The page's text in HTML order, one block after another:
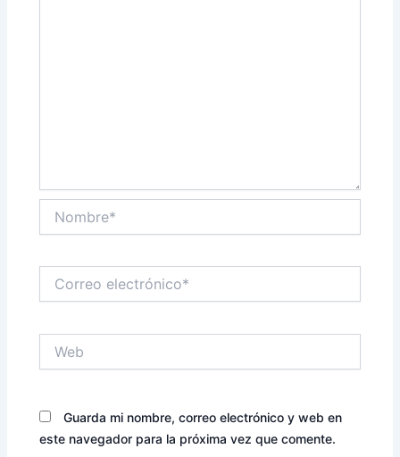
electrónico*
Guarda mi nombre, correo electrónico y web en
este navegador para la próxima vez que comente.